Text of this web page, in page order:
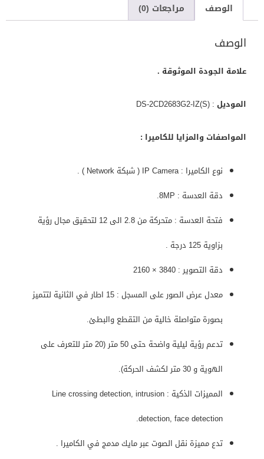
الوصف مراجعات (0)
الوصف
علامة الجودة الموثوقة .
الموديل : DS-2CD2683G2-IZ(S)
المواصفات والمزايا للكاميرا :
نوع الكاميرا : IP Camera ( شبكة Network ) .
دقة العدسة : 8MP.
فتحة العدسة : متحركة من 2.8 الى 12 لتحقيق مجال رؤية
بزاوية 125 درجة .
دقة التصوير : 3840 × 2160
معدل عرض الصور على المسجل : 15 اطار في الثانية لتتميز
بصورة متواصلة خالية من التقطع والبطئ.
تدعم رؤية ليلية واضحة حتى 50 متر (20 متر للتعرف على
الهوية و 30 متر لكشف الحركة).
المميزات الذكية : Line crossing detection, intrusion
detection, face detection.
تدع مميزة نقل الصوت عبر مايك مدمج في الكاميرا .